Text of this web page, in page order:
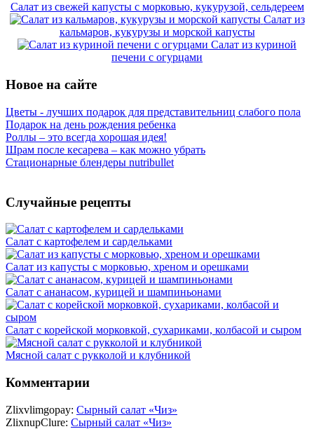
Салат из свежей капусты с морковью, кукурузой, сельдереем
Салат из
кальмаров, кукурузы и морской капусты
Салат из куриной
печени с огурцами
Новое на сайте
Цветы - лучших подарок для представительниц слабого пола
Подарок на день рождения ребенка
Роллы – это всегда хорошая идея!
Шрам после кесарева – как можно убрать
Стационарные блендеры nutribullet
Случайные рецепты
Салат с картофелем и сардельками
Салат из капусты с морковью, хреном и орешками
Салат с ананасом, курицей и шампиньонами
Салат с корейской морковкой, сухариками, колбасой и сыром
Мясной салат с рукколой и клубникой
Комментарии
Zlixvlimgopay: Сырный салат «Чиз»
ZlixnupClure: Сырный салат «Чиз»